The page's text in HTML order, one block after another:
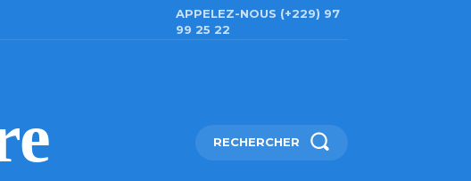
APPELEZ-NOUS (+229) 97
99 25 22
RECHERCHER